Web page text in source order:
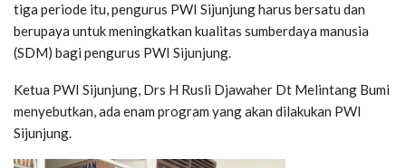
tiga periode itu, pengurus PWI Sijunjung harus bersatu dan
berupaya untuk meningkatkan kualitas sumberdaya manusia
(SDM) bagi pengurus PWI Sijunjung.
Ketua PWI Sijunjung, Drs H Rusli Djawaher Dt Melintang Bumi
menyebutkan, ada enam program yang akan dilakukan PWI
Sijunjung.